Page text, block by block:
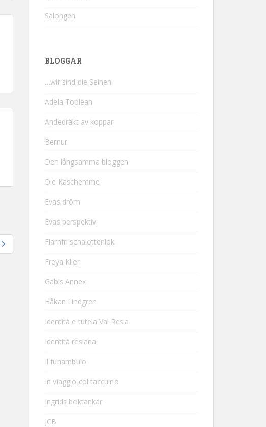
Salongen
BLOGGAR
…wir sind die Seinen
Adela Toplean
Andedräkt av koppar
Bernur
Den långsamma bloggen
Die Kaschemme
Evas dröm
Evas perspektiv
Flarnfri schalottenlök
Freya Klier
Gabis Annex
Håkan Lindgren
Identità e tutela Val Resia
Identità resiana
Il funambulo
In viaggio col taccuino
Ingrids boktankar
JCB